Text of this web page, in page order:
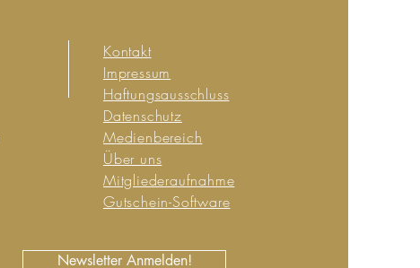
Kontakt
Impressum
Haftungsausschluss
Datenschutz
Medienbereich
Über uns
Mitgliederaufnahme
Gutschein-Software
Newsletter Anmelden!